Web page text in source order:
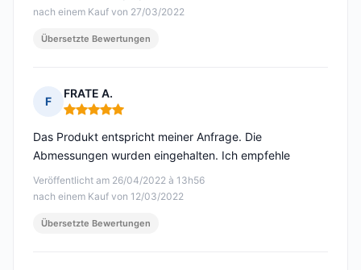
nach einem Kauf von 27/03/2022
Übersetzte Bewertungen
F
FRATE A.
Hinweis: 5 von 5
Veröffentlicht am 26/04/2022 à 13h56
nach einem Kauf von 12/03/2022
Das Produkt entspricht meiner Anfrage. Die
Abmessungen wurden eingehalten. Ich empfehle
Übersetzte Bewertungen